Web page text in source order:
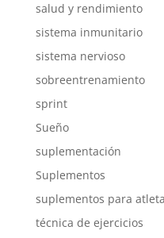
salud y rendimiento
sistema inmunitario
sistema nervioso
sobreentrenamiento
sprint
Sueño
suplementación
Suplementos
suplementos para
técnica de ejercicios